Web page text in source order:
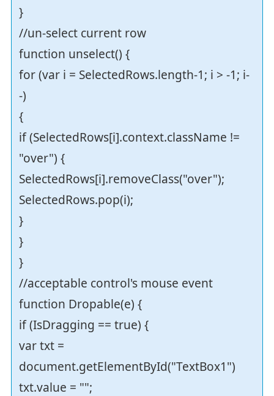
}
//un-select current row
function unselect() {
for (var i = SelectedRows.length-1; i > -1; i-
-)
{
if (SelectedRows[i].context.className !=
"over") {
SelectedRows[i].removeClass("over");
SelectedRows.pop(i);
}
}
}
//acceptable control's mouse event
function Dropable(e) {
if (IsDragging == true) {
var txt =
document.getElementById("TextBox1")
txt.value = "";